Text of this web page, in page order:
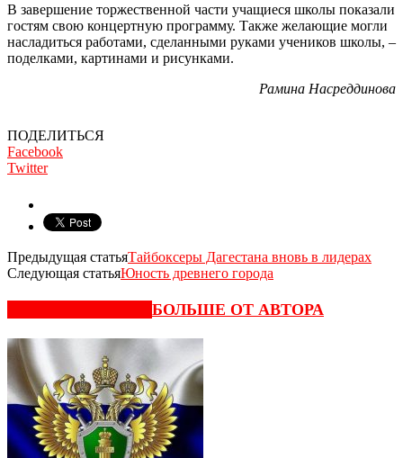
В завершение торжественной части учащиеся школы показали
гостям свою концертную программу. Также желающие могли
насладиться работами, сделанными руками учеников школы, –
поделками, картинами и рисунками.
Рамина Насреддинова
ПОДЕЛИТЬСЯ
Facebook
Twitter
Предыдущая статьяТайбоксеры Дагестана вновь в лидерах
Следующая статьяЮность древнего города
БОЛЬШЕ ОТ АВТОРА